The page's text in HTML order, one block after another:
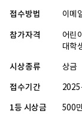
접수방법 이메
참가자격
어린
대학
시상종류 상금
접수기간
1등 시상금 500